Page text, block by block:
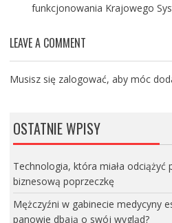
funkcjonowania Krajowego
LEAVE A COMMENT
Musisz się zalogować, aby móc
OSTATNIE WPISY
Technologia, która miała odciążyć
biznesową poprzeczkę
Mężczyźni w gabinecie medycyny
panowie dbają o swój wygląd?